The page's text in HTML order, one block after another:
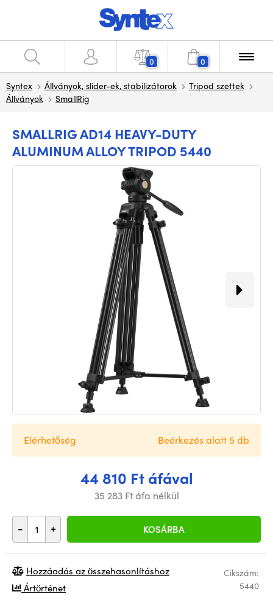
0 0
Syntex Állványok, slider-ek, stabilizátorok
Tripod szettek
Állványok
SmallRig
SMALLRIG AD14 HEAVY-DUTY
ALUMINUM ALLOY TRIPOD 5440
44 810 Ft áfával
35 283 Ft áfa nélkül
- + KOSÁRBA
Elérhetőség Beérkezés alatt 5 db
Cikszám:
5440
Hozzáadás az összehasonlításhoz
Ártörténet